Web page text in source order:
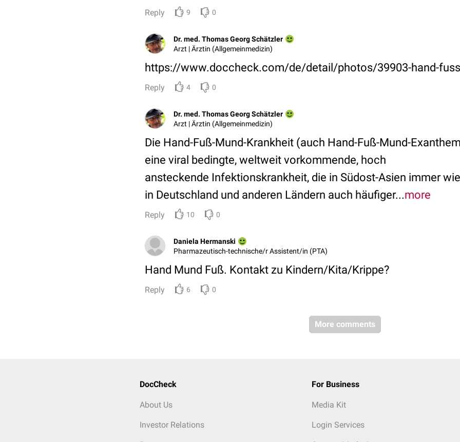
Reply 9 0
Dr. med. Thomas Georg Schätzler
Arzt | Ärztin (Allgemeinmedizin)
https://www.doccheck.com/de/detail/photos/39903-hand-
Reply 4 0
Dr. med. Thomas Georg Schätzler
Arzt | Ärztin (Allgemeinmedizin)
Die Hand-Fuß-Mund-Krankheit (auch Hand-Fuß-Mund-
eine viral bedingte, weltweit vorkommende, hoch
ansteckende Infektionskrankheit, die in Südost-Asien immer
in Deutschland und anderen Ländern auch häufiger...more
Reply 10 0
Daniela Hermanski
Pharmazeutisch-technische/r Assistent/in (PTA)
Hand Mund Fuß. Kontakt zu Kindern/Kita/Krippe?
Reply 6 0
More comments
DocCheck
About Us
Investor Relations
For Business
Media Kit
Login Services